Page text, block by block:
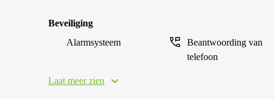
Beveiliging
Alarmsysteem
Beantwoording van
telefoon
Laat meer zien